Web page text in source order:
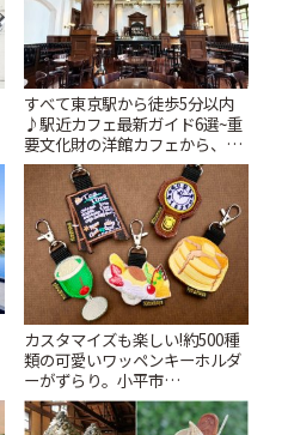
すべて東京駅から徒歩5分以内
♪駅近カフェ最新ガイド6選~重
要文化財の洋館カフェから、改
札すぐのレトロ喫茶まで~ | こと
りっぷ
カスタマイズも楽しい!約500種
類の可愛いワッペンキーホルダ
ーがずらり。小平市
「Kimamaya T&K」 | ことりっ
ぷ